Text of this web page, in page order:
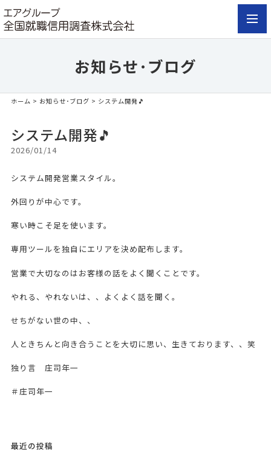
お知らせ･ブログ
ホーム > お知らせ･ブログ > システム開発🎵
システム開発🎵
2026/01/14
システム開発営業スタイル。
外回りが中心です。
寒い時こそ足を使います。
専用ツールを独自にエリアを決め配布します。
営業で大切なのはお客様の話をよく聞くことです。
やれる、やれないは、、よくよく話を聞く。
せちがない世の中、、
人ときちんと向き合うことを大切に思い、生きております、、笑
独り言 庄司年一
＃庄司年一
最近の投稿